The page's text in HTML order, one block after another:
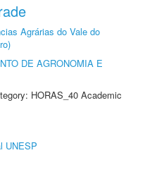
Agrárias do Vale do
DE AGRONOMIA E
HORAS_40 Academic
UNESP